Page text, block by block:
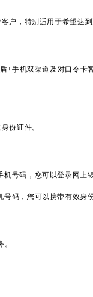
，特别适用于希望达到
机双渠道及对口令卡
份证件。
码，您可以登录网上
，您可以携带有效身